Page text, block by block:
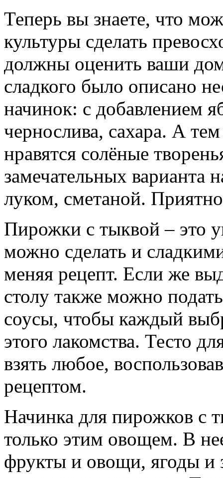
Теперь вы знаете, что
культуры сделать
должны оценить ваши
сладкого было описано
начинок: с добавлением
чернослива, сахара. А
нравятся солёные
замечательных варианта
луком, сметаной.
Пирожки с тыквой – это
можно сделать и
меняя рецепт. Если же
столу также можно
соусы, чтобы каждый
этого лакомства. Тесто
взять любое,
рецептом.
Начинка для пирожков с
только этим овощем. В
фрукты и овощи, ягоды и